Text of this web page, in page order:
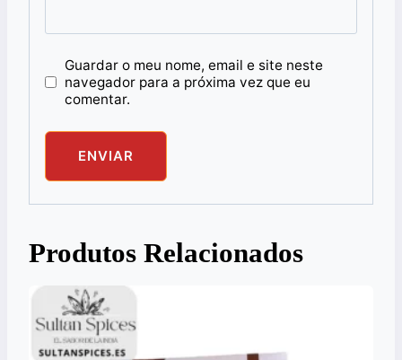
Guardar o meu nome, email e site neste
navegador para a próxima vez que eu
comentar.
Produtos Relacionados